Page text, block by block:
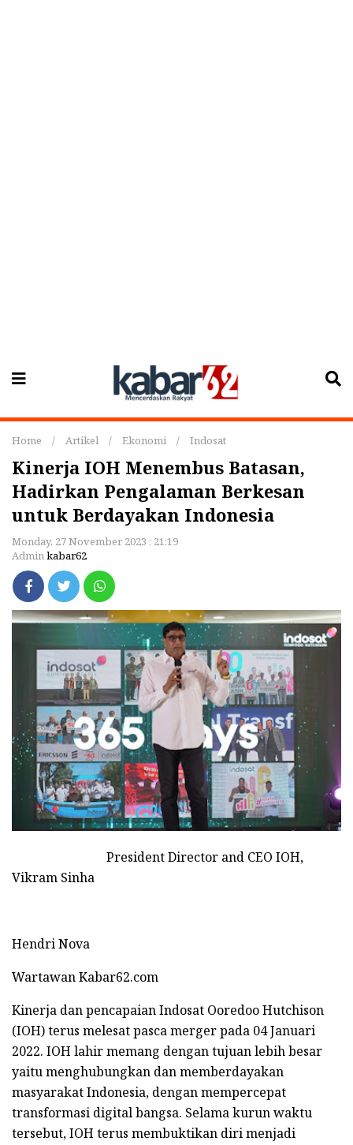
Home / Artikel / Ekonomi / Indosat
Kinerja IOH Menembus Batasan,
Hadirkan Pengalaman Berkesan
untuk Berdayakan Indonesia
Monday, 27 November 2023 : 21:19
Adminkabar62
President Director and CEO IOH,
Vikram Sinha
Hendri Nova
Wartawan Kabar62.com
Kinerja dan pencapaian Indosat Ooredoo Hutchison
(IOH) terus melesat pasca merger pada 04 Januari
2022. IOH lahir memang dengan tujuan lebih besar
yaitu menghubungkan dan memberdayakan
masyarakat Indonesia, dengan mempercepat
transformasi digital bangsa. Selama kurun waktu
tersebut, IOH terus membuktikan diri menjadi